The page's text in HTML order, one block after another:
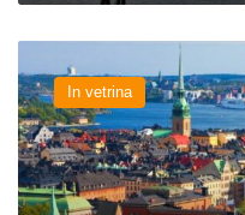
beer
tour:
da
Göteborg
a
Helsingborg
In vetrina